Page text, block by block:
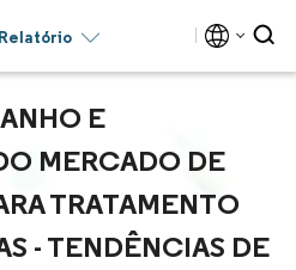
E
MERCADO DE
TRATAMENTO
- TENDÊNCIAS DE